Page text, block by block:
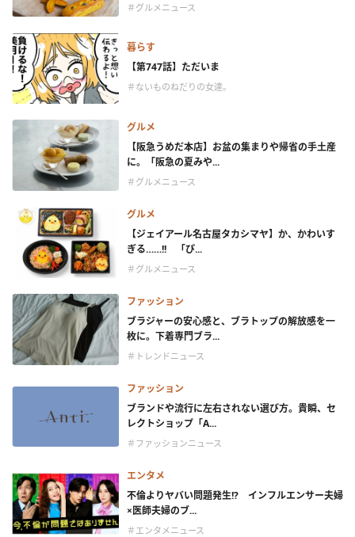
＃グルメニュース
暮らす
【第747話】ただいま
＃ないものねだりの女達。
グルメ
【阪急うめだ本店】お盆の集まりや帰省の手土産
に。「阪急の夏みや...
＃グルメニュース
グルメ
【ジェイアール名古屋タカシマヤ】か、かわいす
ぎる……!! 「ぴ...
＃グルメニュース
ファッション
ブラジャーの安心感と、ブラトップの解放感を一
枚に。下着専門ブラ...
＃トレンドニュース
ファッション
ブランドや流行に左右されない選び方。貴瞬、セ
レクトショップ「A...
＃ファッションニュース
エンタメ
不倫よりヤバい問題発生!? インフルエンサー夫婦
×医師夫婦のブ...
＃エンタメニュース